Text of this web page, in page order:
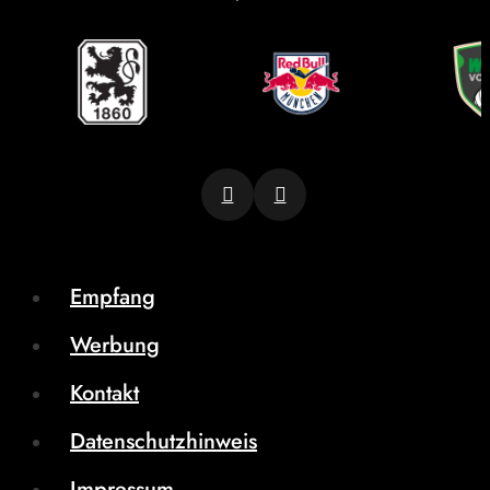
Empfang
Werbung
Kontakt
Datenschutzhinweis